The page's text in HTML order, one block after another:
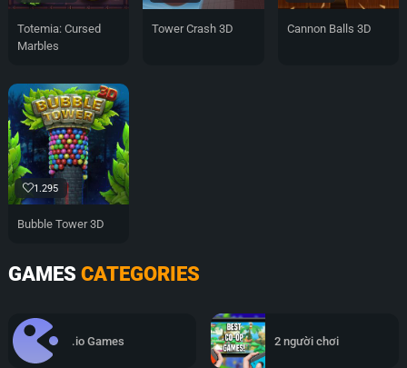
Totemia: Cursed
Marbles
Tower Crash 3D Cannon Balls 3D
1.295
Bubble Tower 3D
GAMES CATEGORIES
.io Games 2 người chơi